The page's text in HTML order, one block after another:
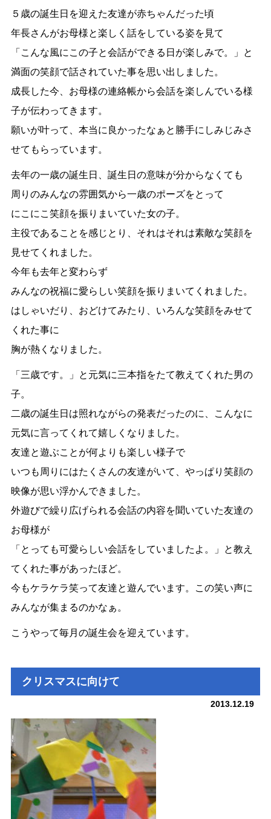
５歳の誕生日を迎えた友達が赤ちゃんだった頃
年長さんがお母様と楽しく話をしている姿を見て
「こんな風にこの子と会話ができる日が楽しみで。」と
満面の笑顔で話されていた事を思い出しました。
成長した今、お母様の連絡帳から会話を楽しんでいる様
子が伝わってきます。
願いが叶って、本当に良かったなぁと勝手にしみじみさ
せてもらっています。
去年の一歳の誕生日、誕生日の意味が分からなくても
周りのみんなの雰囲気から一歳のポーズをとって
にこにこ笑顔を振りまいていた女の子。
主役であることを感じとり、それはそれは素敵な笑顔を
見せてくれました。
今年も去年と変わらず
みんなの祝福に愛らしい笑顔を振りまいてくれました。
はしゃいだり、おどけてみたり、いろんな笑顔をみせて
くれた事に
胸が熱くなりました。
「三歳です。」と元気に三本指をたて教えてくれた男の
子。
二歳の誕生日は照れながらの発表だったのに、こんなに
元気に言ってくれて嬉しくなりました。
友達と遊ぶことが何よりも楽しい様子で
いつも周りにはたくさんの友達がいて、やっぱり笑顔の
映像が思い浮かんできました。
外遊びで繰り広げられる会話の内容を聞いていた友達の
お母様が
「とっても可愛らしい会話をしていましたよ。」と教え
てくれた事があったほど。
今もケラケラ笑って友達と遊んでいます。この笑い声に
みんなが集まるのかなぁ。
こうやって毎月の誕生会を迎えています。
クリスマスに向けて
2013.12.19